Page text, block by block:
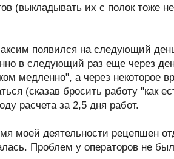
(выкладывать их с полок тоже
появился на следующий
в следующий раз еще через
медленно", а через некоторое
(сказав бросить работу "как
расчета за 2,5 дня работ.
моей деятельности рецепшен
Проблем у операторов не